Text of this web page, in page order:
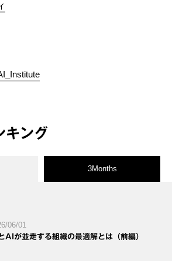
キング
3Months
06/01
AIが並走する組織の最適解とは（前編）